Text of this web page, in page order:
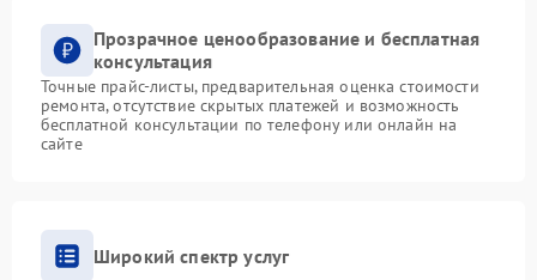
Прозрачное ценообразование и бесплатная
консультация
Точные прайс-листы, предварительная оценка стоимости
ремонта, отсутствие скрытых платежей и возможность
бесплатной консультации по телефону или онлайн на
сайте
Широкий спектр услуг